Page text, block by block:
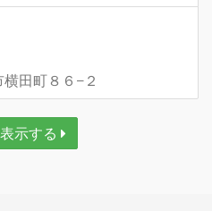
田町８６−２
示する